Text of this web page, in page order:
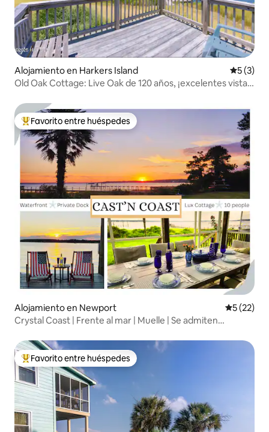
Alojamiento en Harkers Island
5 (3)
Old Oak Cottage: Live Oak de 120 años, ¡excelentes vistas
Favorito entre los huéspedes más destacados
Favorito entre huéspedes
Alojamiento en Newport
5 (22)
Crystal Coast | Frente al mar | Muelle | Se admiten
Favorito entre los huéspedes más destacados
Favorito entre huéspedes